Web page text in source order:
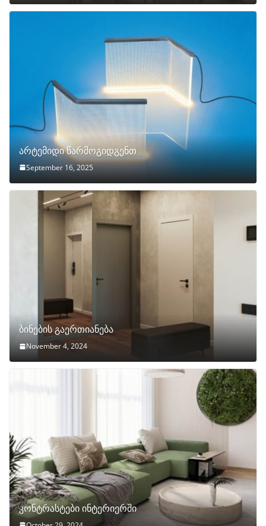
არტემიდი წარმოგიდგენთ
September 16, 2025
ბინების გაერთიანება
November 4, 2024
კონტრასტები ინტერიერში